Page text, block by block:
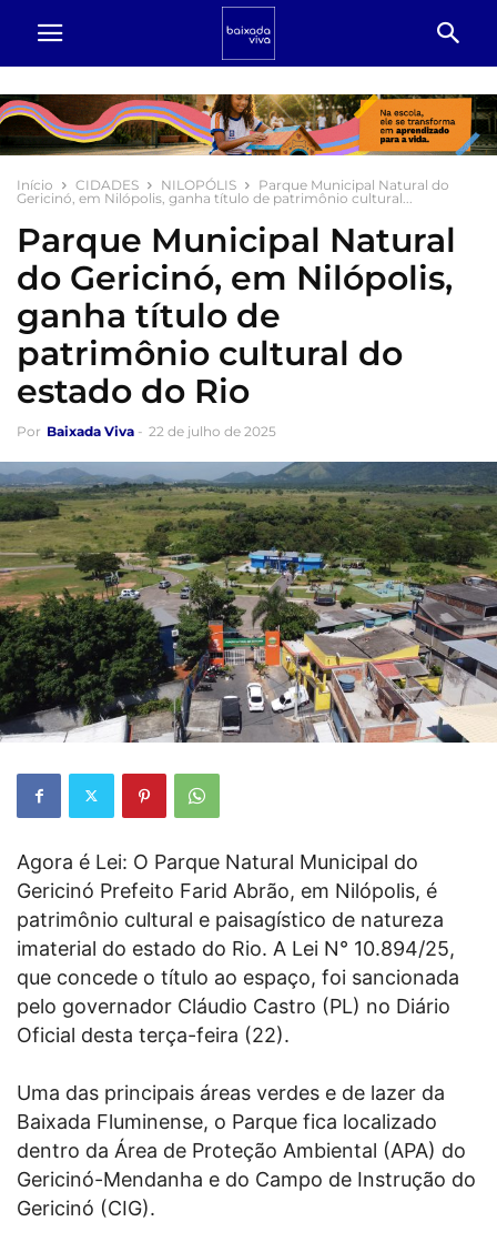
Início CIDADES NILOPÓLIS
Parque Municipal Natural do
Gericinó, em Nilópolis, ganha título de patrimônio cultural...
Parque Municipal Natural
do Gericinó, em Nilópolis,
ganha título de
patrimônio cultural do
estado do Rio
Por Baixada Viva - 22 de julho de 2025
Agora é Lei: O Parque Natural Municipal do
Gericinó Prefeito Farid Abrão, em Nilópolis, é
patrimônio cultural e paisagístico de natureza
imaterial do estado do Rio. A Lei N° 10.894/25,
que concede o título ao espaço, foi sancionada
pelo governador Cláudio Castro (PL) no Diário
Oficial desta terça-feira (22).
Uma das principais áreas verdes e de lazer da
Baixada Fluminense, o Parque fica localizado
dentro da Área de Proteção Ambiental (APA) do
Gericinó-Mendanha e do Campo de Instrução do
Gericinó (CIG).